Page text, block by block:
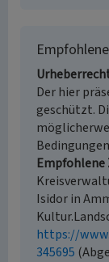
Der hier
geschützt.
Isidor in
https://
345695